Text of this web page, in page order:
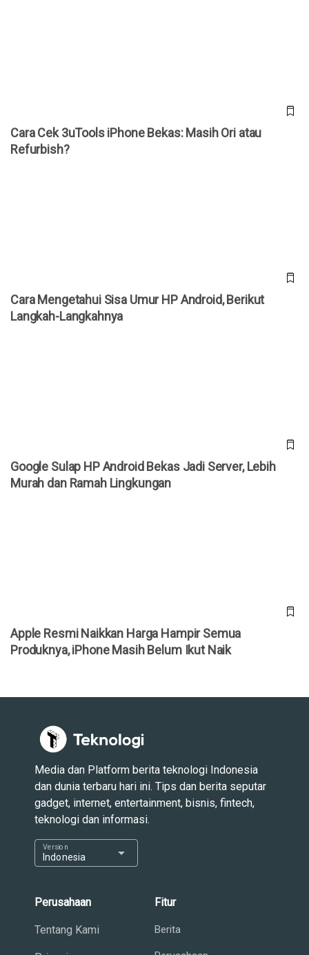
Cara Cek 3uTools iPhone Bekas: Masih Ori atau
Refurbish?
Cara Mengetahui Sisa Umur HP Android, Berikut
Langkah-Langkahnya
Google Sulap HP Android Bekas Jadi Server, Lebih
Murah dan Ramah Lingkungan
Apple Resmi Naikkan Harga Hampir Semua
Produknya, iPhone Masih Belum Ikut Naik
Media dan Platform berita teknologi Indonesia
dan dunia terbaru hari ini. Tips dan berita seputar
gadget, internet, entertainment, bisnis, fintech,
teknologi dan informasi.
Indonesia
Version arrow_drop_down
Perusahaan
Tentang Kami
Fitur
Berita